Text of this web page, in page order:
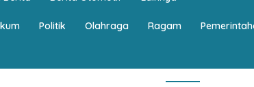
Politik Olahraga Ragam